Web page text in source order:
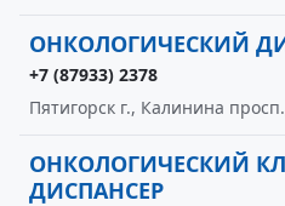
ОНКОЛОГИЧЕСКИЙ
+7 (87933) 2378
Пятигорск г., Калинина
ОНКОЛОГИЧЕСКИЙ
ДИСПАНСЕР